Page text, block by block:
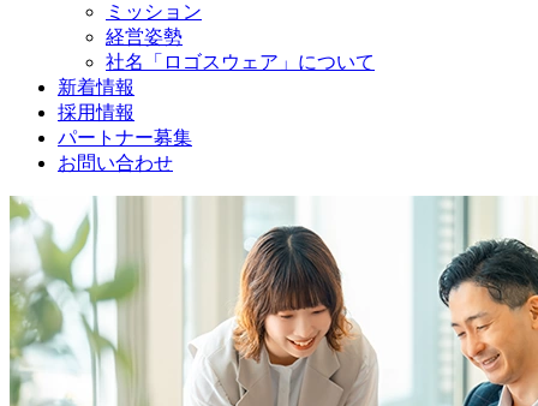
ミッション
経営姿勢
社名「ロゴスウェア」について
新着情報
採用情報
パートナー募集
お問い合わせ